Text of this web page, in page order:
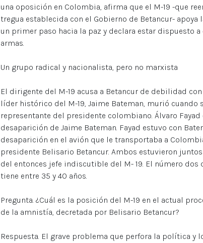
una oposición en Colombia, afirma que el M-19 -que
tregua establecida con el Gobierno de Betancur-
un primer paso hacia la paz y declara estar dispuesto
armas.
Un grupo radical y nacionalista, pero no marxista
El dirigente del M-19 acusa a Betancur de debilidad
líder histórico del M-19, Jaime Bateman, murió cuando
representante del presidente colombiano. Álvaro
desaparición de Jaime Bateman. Fayad estuvo con
desaparición en el avión que le transportaba a
presidente Belisario Betancur. Ambos estuvieron
del entonces jefe indiscutible del M- 19. El número
tiene entre 35 y 40 años.
Pregunta. ¿Cuál es la posición del M-19 en el actual
de la amnistía, decretada por Belisario Betancur?
Respuesta. El grave problema que perfora la política y